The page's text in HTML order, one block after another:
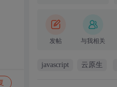
发帖 与我相关
javascript 云原生